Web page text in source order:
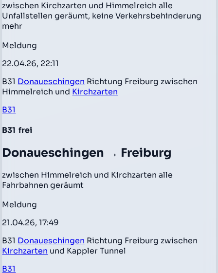
zwischen Kirchzarten und Himmelreich alle
Unfallstellen geräumt, keine Verkehrsbehinderung
mehr
Meldung
22.04.26, 22:11
B31 Donaueschingen Richtung Freiburg zwischen
Himmelreich und Kirchzarten
B31
B31 frei
Donaueschingen → Freiburg
zwischen Himmelreich und Kirchzarten alle
Fahrbahnen geräumt
Meldung
21.04.26, 17:49
B31 Donaueschingen Richtung Freiburg zwischen
Kirchzarten und Kappler Tunnel
B31